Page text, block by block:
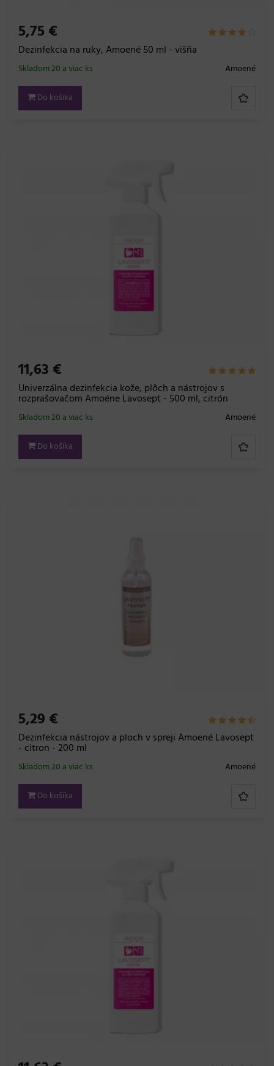
5,75 €
Dezinfekcia na ruky, Amoené 50 ml - višňa
Amoené
Skladom 20 a viac ks
Do košíka
11,63 €
Univerzálna dezinfekcia kože, plôch a nástrojov s
rozprašovačom Amoéne Lavosept - 500 ml, citrón
Amoené
Skladom 20 a viac ks
Do košíka
5,29 €
Dezinfekcia nástrojov a ploch v spreji Amoené Lavosept
- citron - 200 ml
Amoené
Skladom 20 a viac ks
Do košíka